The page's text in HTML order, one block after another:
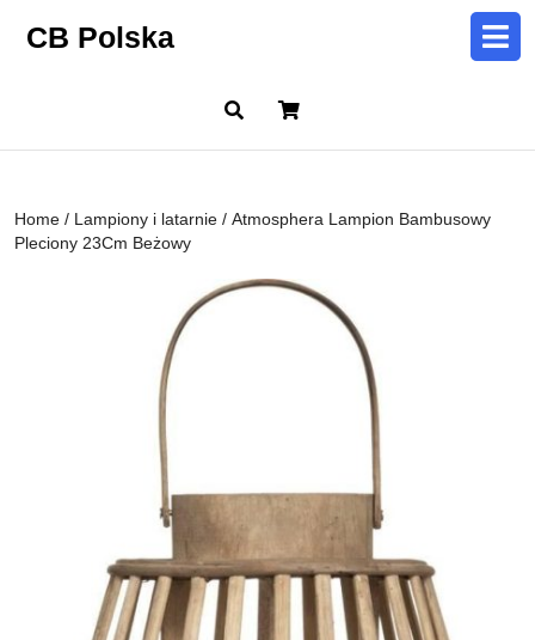
CB Polska
Cart
Home / Lampiony i latarnie / Atmosphera Lampion Bambusowy
Pleciony 23Cm Beżowy